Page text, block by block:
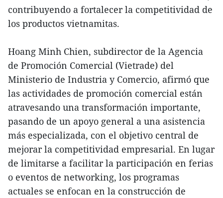
contribuyendo a fortalecer la competitividad de
los productos vietnamitas.
Hoang Minh Chien, subdirector de la Agencia
de Promoción Comercial (Vietrade) del
Ministerio de Industria y Comercio, afirmó que
las actividades de promoción comercial están
atravesando una transformación importante,
pasando de un apoyo general a una asistencia
más especializada, con el objetivo central de
mejorar la competitividad empresarial. En lugar
de limitarse a facilitar la participación en ferias
o eventos de networking, los programas
actuales se enfocan en la construcción de